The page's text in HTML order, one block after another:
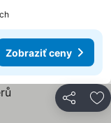
Zobraziť ceny
Zdieľať